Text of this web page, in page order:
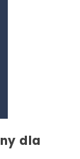
dla